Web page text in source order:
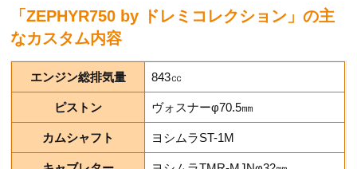
「ZEPHYR750 by ドレミコレクション」の主
なカスタム内容
エンジン総排気量 843㏄
ピストン ヴォスナーφ70.5㎜
カムシャフト ヨシムラST-1M